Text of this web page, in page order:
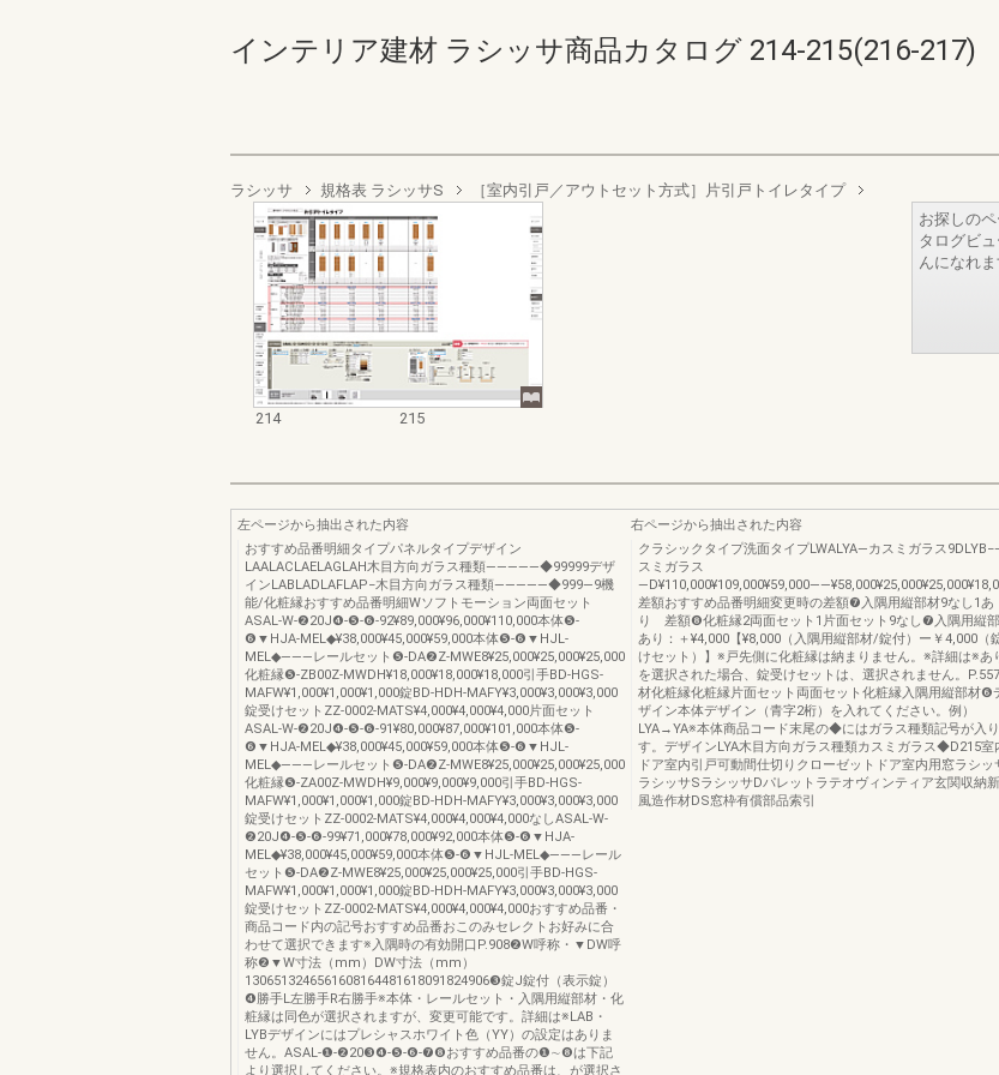
インテリア建材 ラシッサ商品カタログ 214-215(216-217)
ラシッサ 規格表 ラシッサS ［室内引戸／アウトセット方式］片引戸トイレタイプ
214 215
お探しの
タログビ
んになれま
左ページから抽出された内容
おすすめ品番明細タイプパネルタイプデザイン
LAALACLAELAGLAH木目方向ガラス種類―――――◆99999デザ
インLABLADLAFLAP−木目方向ガラス種類―――――◆999―9機
能/化粧縁おすすめ品番明細Wソフトモーション両面セット
ASAL-W-❷20J❹-❺-❻-92¥89,000¥96,000¥110,000本体❺-
❻▼HJA-MEL◆¥38,000¥45,000¥59,000本体❺-❻▼HJL-
MEL◆―――レールセット❺-DA❷Z-MWE8¥25,000¥25,000¥25,000
化粧縁❺-ZB00Z-MWDH¥18,000¥18,000¥18,000引手BD-HGS-
MAFW¥1,000¥1,000¥1,000錠BD-HDH-MAFY¥3,000¥3,000¥3,000
錠受けセットZZ-0002-MATS¥4,000¥4,000¥4,000片面セット
ASAL-W-❷20J❹-❺-❻-91¥80,000¥87,000¥101,000本体❺-
❻▼HJA-MEL◆¥38,000¥45,000¥59,000本体❺-❻▼HJL-
MEL◆―――レールセット❺-DA❷Z-MWE8¥25,000¥25,000¥25,000
化粧縁❺-ZA00Z-MWDH¥9,000¥9,000¥9,000引手BD-HGS-
MAFW¥1,000¥1,000¥1,000錠BD-HDH-MAFY¥3,000¥3,000¥3,000
錠受けセットZZ-0002-MATS¥4,000¥4,000¥4,000なしASAL-W-
❷20J❹-❺-❻-99¥71,000¥78,000¥92,000本体❺-❻▼HJA-
MEL◆¥38,000¥45,000¥59,000本体❺-❻▼HJL-MEL◆―――レール
セット❺-DA❷Z-MWE8¥25,000¥25,000¥25,000引手BD-HGS-
MAFW¥1,000¥1,000¥1,000錠BD-HDH-MAFY¥3,000¥3,000¥3,000
錠受けセットZZ-0002-MATS¥4,000¥4,000¥4,000おすすめ品番・
商品コード内の記号おすすめ品番おこのみセレクトお好みに合
わせて選択できます※入隅時の有効開口P.908❷W呼称・▼DW呼
称❷▼W寸法（mm）DW寸法（mm）
1306513246561608164481618091824906❸錠J錠付（表示錠）
❹勝手L左勝手R右勝手※本体・レールセット・入隅用縦部材・化
粧縁は同色が選択されますが、変更可能です。詳細は※LAB・
LYBデザインにはプレシャスホワイト色（YY）の設定はありま
せん。ASAL-❶-❷20❸❹-❺-❻-❼❽おすすめ品番の❶∼❽は下記
より選択してください。※規格表内のおすすめ品番は、が選択さ
右ページから抽出された内容
クラシックタイプ洗面タイプLWALYA―カスミガラス
スミガラス
差額おすすめ品番明細変更時の差額❼入隅用縦部材9なし1あ
り 差額❽化粧縁2両面セット1片面セット9なし❼入隅用縦
あり：＋¥4,000【¥8,000（入隅用縦部材/錠付）ー￥4,000（
けセット）】※戸先側に化粧縁は納まりません。※詳細は※あ
を選択された場合、錠受けセットは、選択されません。
材化粧縁化粧縁片面セット両面セット化粧縁入隅用縦部材❻
ザイン本体デザイン（青字2桁）を入れてください。例）
LYA→YA※本体商品コード末尾の◆にはガラス種類記号が入り
す。デザインLYA木目方向ガラス種類カスミガラス◆D215室
ドア室内引戸可動間仕切りクローゼットドア室内用窓ラシッ
ラシッサSラシッサDパレットラテオヴィンティア玄関収納
風造作材DS窓枠有償部品索引